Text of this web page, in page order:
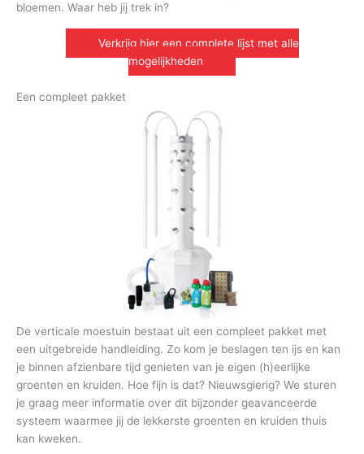
bloemen. Waar heb jij trek in?
Verkrijg hier een complete lijst met alle
mogelijkheden
Een compleet pakket
De verticale moestuin bestaat uit een compleet pakket met
een uitgebreide handleiding. Zo kom je beslagen ten ijs en kan
je binnen afzienbare tijd genieten van je eigen (h)eerlijke
groenten en kruiden. Hoe fijn is dat? Nieuwsgierig? We sturen
je graag meer informatie over dit bijzonder geavanceerde
systeem waarmee jij de lekkerste groenten en kruiden thuis
kan kweken.